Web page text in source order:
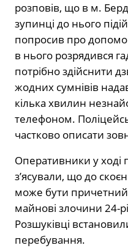
розповів, що в м.
зупинці до нього
попросив про
в нього розрядився
потрібно здійснити
жодних сумнівів
кілька хвилин
телефоном.
частково описати
Оперативники у ході
з’ясували, що до
може бути
майнові злочини 24-
Розшуківці
перебування.